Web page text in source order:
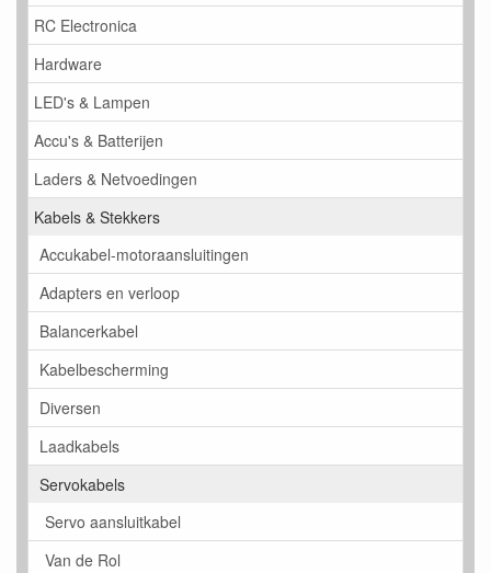
RC Electronica
Hardware
LED's & Lampen
Accu's & Batterijen
Laders & Netvoedingen
Kabels & Stekkers
Accukabel-motoraansluitingen
Adapters en verloop
Balancerkabel
Kabelbescherming
Diversen
Laadkabels
Servokabels
Servo aansluitkabel
Van de Rol